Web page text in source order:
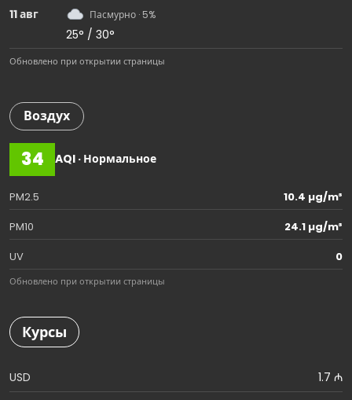
11 авг Пасмурно · 5%
25° / 30°
Обновлено при открытии страницы
Воздух
34 AQI · Нормальное
PM2.5
10.4 µg/m³
PM10
24.1 µg/m³
UV
0
Обновлено при открытии страницы
Курсы
USD
1.7 ₼